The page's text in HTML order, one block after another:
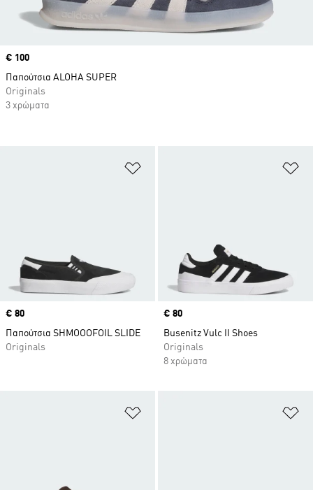
Προσθήκη στη Λίστα Επιθυμιών
Price
€ 80
Παπούτσια SHMOOOFOIL SLIDE
Originals
Price
€ 80
Busenitz Vulc II Shoes
Originals
8 χρώματα
Προσθήκη στη Λίστα Επιθυμιών
Price
€ 100
Παπούτσια ALOHA SUPER
Originals
3 χρώματα